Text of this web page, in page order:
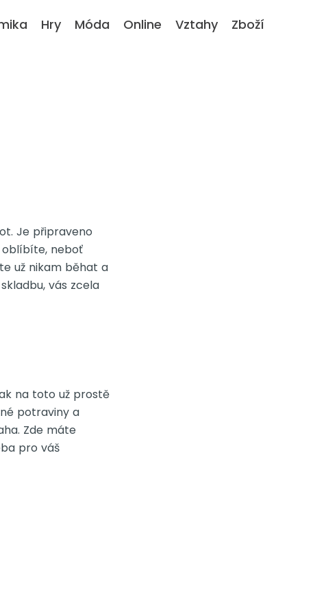
Hry Móda Online Vztahy Zboží
Je připraveno
oblíbíte, neboť
už nikam běhat a
vás zcela
na toto už prostě
potraviny a
Zde máte
pro váš